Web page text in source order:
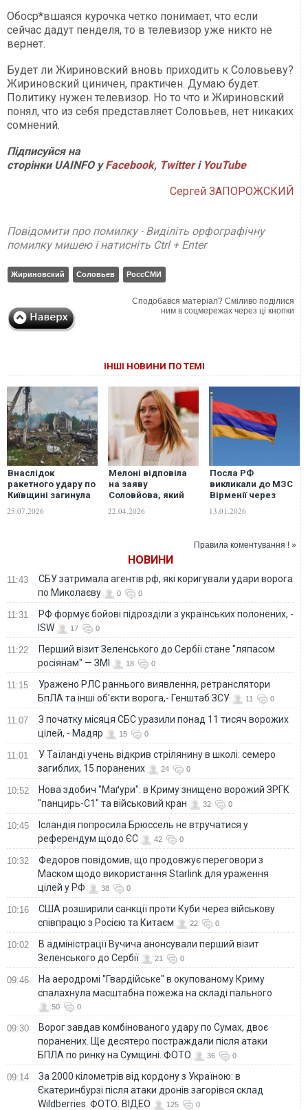
Обоср*вшаяся курочка четко понимает, что если
сейчас дадут пенделя, то в телевизор уже никто не
вернет.
Будет ли Жириновский вновь приходить к Соловьеву?
Жириновский циничен, практичен. Думаю будет.
Политику нужен телевизор. Но то что и Жириновский
понял, что из себя представляет Соловьев, нет никаких
сомнений.
Підписуйся на
сторінки UAINFO уFacebook, Twitterі YouTube
Сергей ЗАПОРОЖСКИЙ
Повідомити про помилку - Виділіть орфографічну
помилку мишею і натисніть Ctrl + Enter
Жириновский Соловьев РоссСМИ
Сподобався матеріал? Сміливо поділися
ним в соцмережах через ці кнопки
ІНШІ НОВИНИ ПО ТЕМІ
Внаслідок
ракетного удару по
Київщині загинула
Центру «Spravdi»
25.07.2026
Мелоні відповіла
на заяву
Соловйова, який
"фашисткою" і
22.04.2026
Посла РФ
викликали до МЗС
Вірменії через
пропагандиста
13.01.2026
Правила коментування ! »
НОВИНИ
11:43
СБУ затримала агентів рф, які коригували удари ворога
по Миколаєву
0 0
11:31
РФ формує бойові підрозділи з українських полонених, -
ISW
17 0
11:22
Перший візит Зеленського до Сербії стане "ляпасом
росіянам" — ЗМІ
18 0
11:15
Уражено РЛС раннього виявлення, ретранслятори
БпЛА та інші об'єкти ворога,- Генштаб ЗСУ
11 0
11:07
З початку місяця СБС уразили понад 11 тисяч ворожих
цілей, - Мадяр
15 0
11:01
У Таїланді учень відкрив стрілянину в школі: семеро
загиблих, 15 поранених
24 0
10:52
Нова здобич "Маґури": в Криму знищено ворожий ЗРГК
"панцирь-С1" та військовий кран
32 0
10:45
Ісландія попросила Брюссель не втручатися у
референдум щодо ЄС
42 0
10:32
Федоров повідомив, що продовжує переговори з
Маском щодо використання Starlink для ураження
цілей у РФ
38 0
10:16
США розширили санкції проти Куби через військову
співпрацю з Росією та Китаєм
22 0
10:02
В адміністрації Вучича анонсували перший візит
Зеленського до Сербії
21 0
09:46
На аеродромі "Гвардійське" в окупованому Криму
спалахнула масштабна пожежа на складі пального
50 0
09:30
Ворог завдав комбінованого удару по Сумах, двоє
поранених. Ще десятеро постраждали після атаки
БПЛА по ринку на Сумщині. ФОТО
36 0
09:14
За 2000 кілометрів від кордону з Україною: в
Єкатеринбурзі після атаки дронів загорівся склад
Wildberries. ФОТО. ВІДЕО
125 0